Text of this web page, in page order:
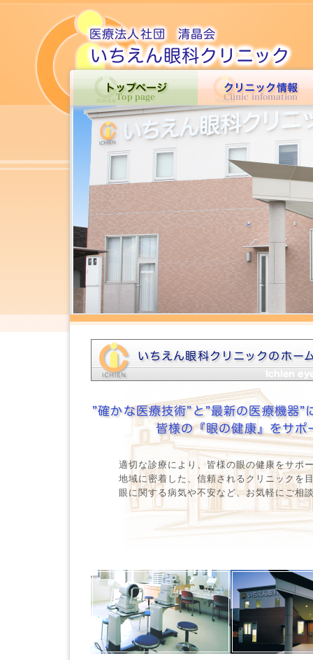
適切な診療により、皆様の眼の健康をサポ
地域に密着した、信頼されるクリニックを
眼に関する病気や不安など、お気軽にご相